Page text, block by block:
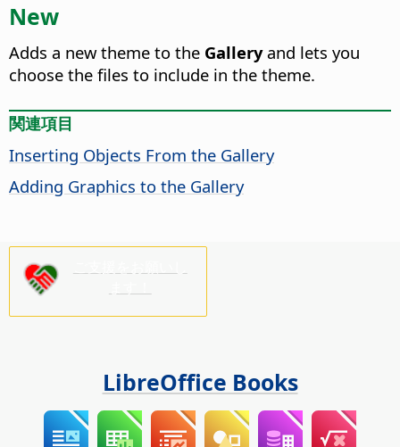
New
Adds a new theme to the Galleryand lets you
choose the files to include in the theme.
関連項目
Inserting Objects From the Gallery
Adding Graphics to the Gallery
LibreOffice Books